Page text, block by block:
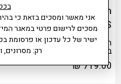
ELYSIA WORK S
תיק ELYSIA WORK S הקומפקטי
במשפחת ELYSIA WORK
₪719.00
אני מאשר ומסכים בזאת כי
מסכים לרישום פרטי במאגר
ישיר של כל עדכון או פרסומת
רק: מסרונים,